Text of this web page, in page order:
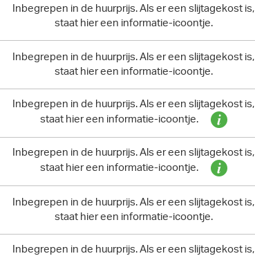
Inbegrepen in de huurprijs. Als er een slijtagekost is,
staat hier een informatie-icoontje.
Inbegrepen in de huurprijs. Als er een slijtagekost is,
staat hier een informatie-icoontje.
Inbegrepen in de huurprijs. Als er een slijtagekost is,
staat hier een informatie-icoontje.
Inbegrepen in de huurprijs. Als er een slijtagekost is,
staat hier een informatie-icoontje.
Inbegrepen in de huurprijs. Als er een slijtagekost is,
staat hier een informatie-icoontje.
Inbegrepen in de huurprijs. Als er een slijtagekost is,